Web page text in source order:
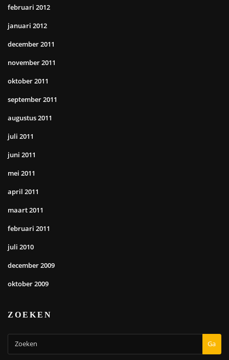
februari 2012
januari 2012
december 2011
november 2011
oktober 2011
september 2011
augustus 2011
juli 2011
juni 2011
mei 2011
april 2011
maart 2011
februari 2011
juli 2010
december 2009
oktober 2009
ZOEKEN
Ga